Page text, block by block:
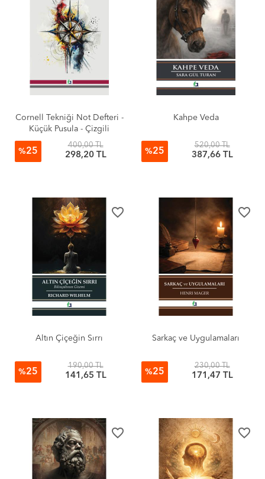
Cornell Tekniği Not Defteri -
Küçük Pusula - Çizgili
%25
400,00 TL
298,20 TL
Kahpe Veda
%25
520,00 TL
387,66 TL
favorite_border
Altın Çiçeğin Sırrı
%25
190,00 TL
141,65 TL
favorite_border
Sarkaç ve Uygulamaları
%25
230,00 TL
171,47 TL
favorite_border favorite_border